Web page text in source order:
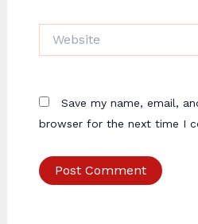
Save my name, email,
browser for the next time I